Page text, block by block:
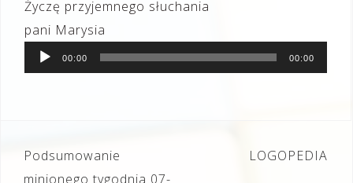
Życzę przyjemnego słuchania
pani Marysia
plików
dźwiękowych
00:00 00:00
Nawigacja
Podsumowanie
minionego tygodnia 07-
LOGOPEDIA